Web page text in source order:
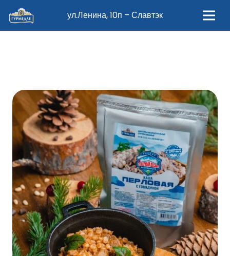
ул.Ленина, 10п – Славтэк